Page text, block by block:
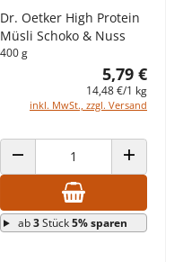
Dr. Oetker High Protein
Müsli Schoko & Nuss
400 g
5,79 €
14,48 €/1 kg
inkl. MwSt., zzgl. Versand
ANZAHL VERRINGERN ANZAHL
ab3Stück5% sparen